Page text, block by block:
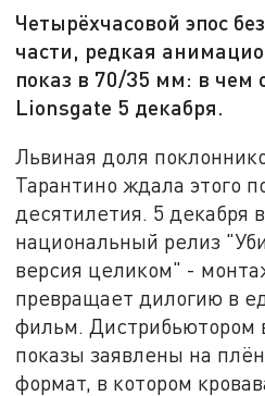
Четырёхчасовой эпос
части, редкая
показ в 70/35 мм: в чем
Lionsgate 5 декабря.
Львиная доля
Тарантино ждала этого
десятилетия. 5 декабря
национальный релиз
версия целиком" -
превращает дилогию в
фильм. Дистрибьютором
показы заявлены на
формат, в котором